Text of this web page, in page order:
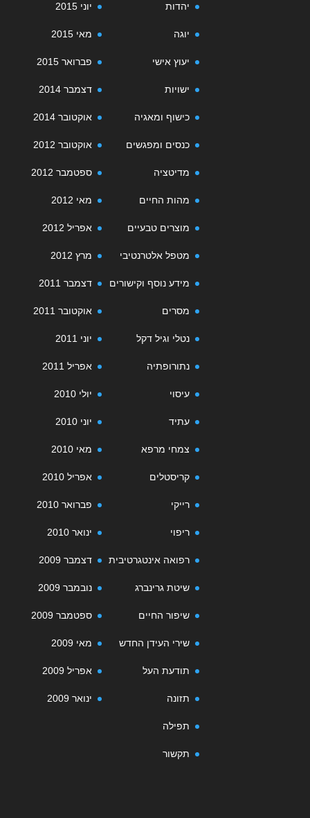
יוני 2015
מאי 2015
פברואר 2015
דצמבר 2014
אוקטובר 2014
אוקטובר 2012
ספטמבר 2012
מאי 2012
אפריל 2012
מרץ 2012
דצמבר 2011
אוקטובר 2011
יוני 2011
אפריל 2011
יולי 2010
יוני 2010
מאי 2010
אפריל 2010
פברואר 2010
ינואר 2010
דצמבר 2009
נובמבר 2009
ספטמבר 2009
מאי 2009
אפריל 2009
ינואר 2009
יהדות
יוגה
יעוץ אישי
ישויות
כישוף ומאגיה
כנסים ומפגשים
מדיטציה
מהות החיים
מוצרים טבעיים
מטפל אלטרנטיבי
מידע נוסף וקישורים
מסרים
נטלי וגיל דקל
נתורופתיה
עיסוי
עתיד
צמחי מרפא
קריסטלים
רייקי
ריפוי
רפואה אינטגרטיבית
שיטת גרינברג
שיפור החיים
שירי העידן החדש
תודעת העל
תזונה
תפילה
תקשור